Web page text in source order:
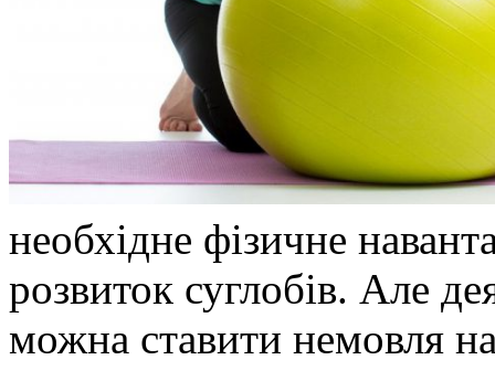
необхідне фізичне
розвиток суглобів. Але
можна ставити немовля